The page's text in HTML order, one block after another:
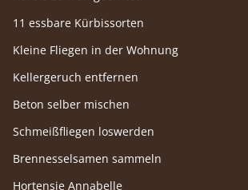
11 essbare Kürbissorten
Kleine Fliegen in der Wohnung
Kellergeruch entfernen
Beton selber mischen
Schmeißfliegen loswerden
Brennesselsamen sammeln
Hortensie Annabelle